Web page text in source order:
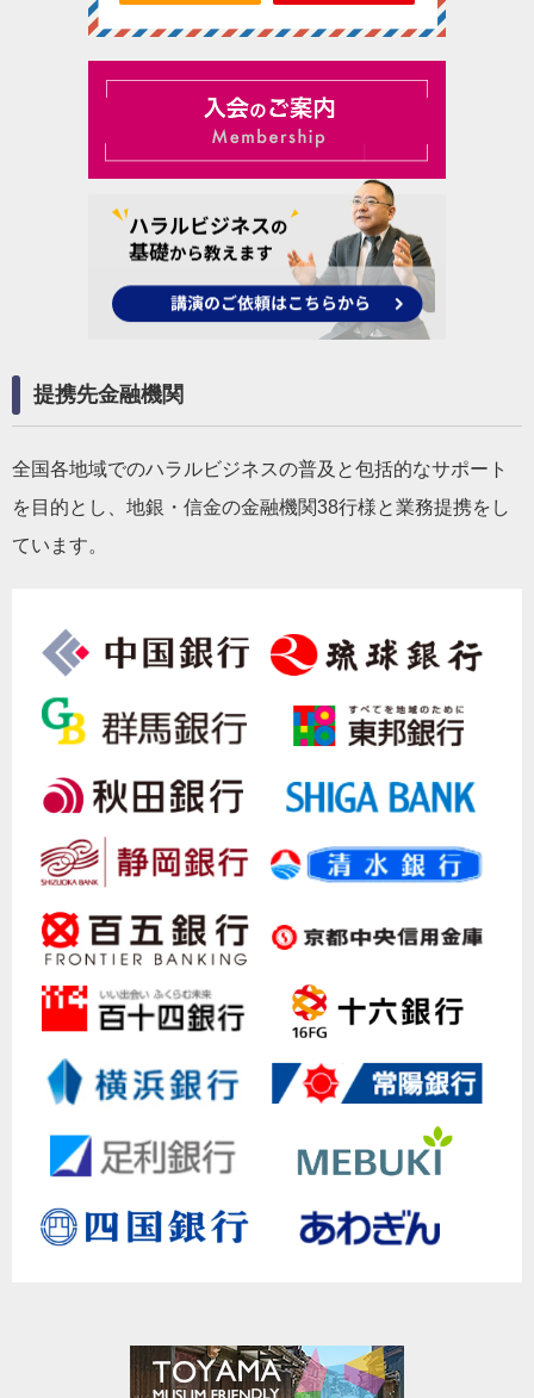
提携先金融機関
全国各地域でのハラルビジネスの普及と包括的なサポート
を目的とし、地銀・信金の金融機関38行様と業務提携をし
ています。